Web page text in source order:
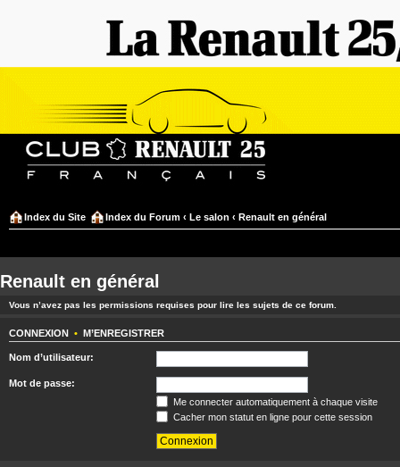
Index du Site Index du Forum ‹ Le salon ‹ Renault en général
Renault en général
Vous n’avez pas les permissions requises pour lire les sujets de ce forum.
CONNEXION • M’ENREGISTRER
Nom d’utilisateur:
Mot de passe:
Me connecter automatiquement à chaque visite
Cacher mon statut en ligne pour cette session